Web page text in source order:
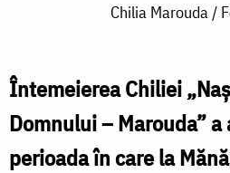
Foto:
Geodis
Chilia Marouda /
Întemeierea Chiliei
Domnului – Marouda” a
perioada în care la